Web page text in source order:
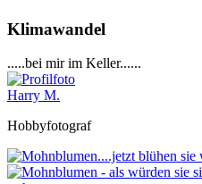
Klimawandel
.....bei mir im Keller......
Harry M.
Hobbyfotograf